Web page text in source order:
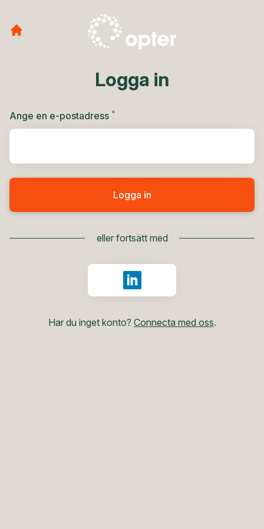
Logga in
Ange en e-postadress *
Logga in
eller fortsätt med
Logga in med LinkedIn
Har du inget konto? Connecta med oss.